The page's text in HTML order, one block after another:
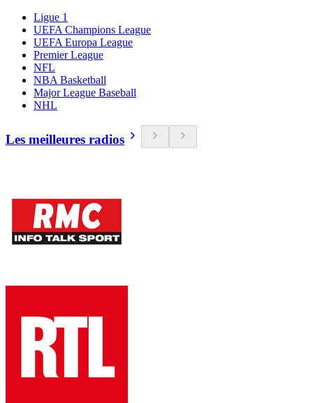
Ligue 1
UEFA Champions League
UEFA Europa League
Premier League
NFL
NBA Basketball
Major League Baseball
NHL
Les meilleures radios